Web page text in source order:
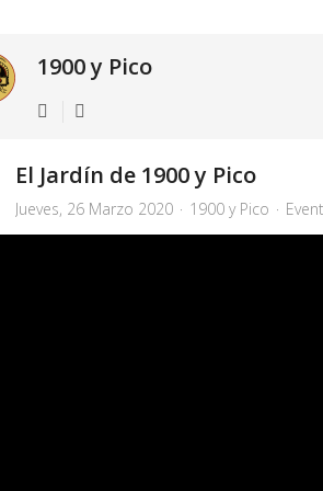
1900 y Pico
El Jardín de 1900 y Pico
Jueves, 26 Marzo 2020 1900 y Pico